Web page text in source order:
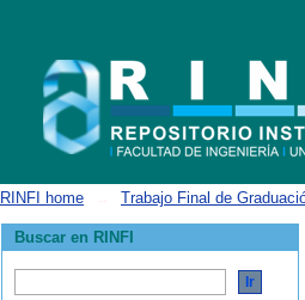
RINFI home Trabajo Final de
Buscar en RINFI